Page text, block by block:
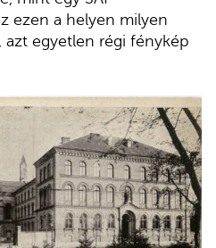
ezen a helyen milyen
azt egyetlen régi fénykép